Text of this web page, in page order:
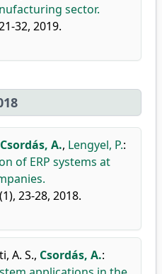
sector.
32, 2019.
Csordás, A., Lengyel, P.:
of ERP systems at
23-28, 2018.
A. S., Csordás, A.: